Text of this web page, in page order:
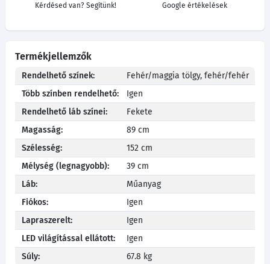
Kérdésed van? Segítünk! Google értékelések
Termékjellemzők
Rendelhető színek:
Fehér/maggia tölgy, fehér/fehér
Több színben rendelhető:
Igen
Rendelhető láb színei:
Fekete
Magasság:
89 cm
Szélesség:
152 cm
Mélység (legnagyobb):
39 cm
Láb:
Műanyag
Fiókos:
Igen
Lapraszerelt:
Igen
LED világítással ellátott:
Igen
Súly:
67.8 kg